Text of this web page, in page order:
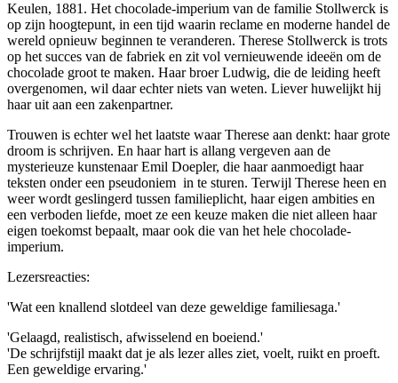
Keulen, 1881. Het chocolade-imperium van de familie Stollwerck is
op zijn hoogtepunt, in een tijd waarin reclame en moderne handel de
wereld opnieuw beginnen te veranderen. Therese Stollwerck is trots
op het succes van de fabriek en zit vol vernieuwende ideeën om de
chocolade groot te maken. Haar broer Ludwig, die de leiding heeft
overgenomen, wil daar echter niets van weten. Liever huwelijkt hij
haar uit aan een zakenpartner.
Trouwen is echter wel het laatste waar Therese aan denkt: haar grote
droom is schrijven. En haar hart is allang vergeven aan de
mysterieuze kunstenaar Emil Doepler, die haar aanmoedigt haar
teksten onder een pseudoniem in te sturen. Terwijl Therese heen en
weer wordt geslingerd tussen familieplicht, haar eigen ambities en
een verboden liefde, moet ze een keuze maken die niet alleen haar
eigen toekomst bepaalt, maar ook die van het hele chocolade-
imperium.
Lezersreacties:
'Wat een knallend slotdeel van deze geweldige familiesaga.'
'Gelaagd, realistisch, afwisselend en boeiend.'
'De schrijfstijl maakt dat je als lezer alles ziet, voelt, ruikt en proeft.
Een geweldige ervaring.'